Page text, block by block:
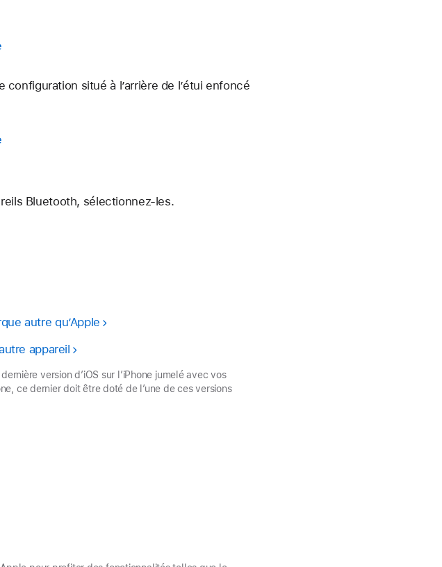
situé à l’arrière de l’étui enfoncé
Bluetooth, sélectionnez-les.
autre qu’Apple
appareil
version d’iOS sur l’iPhone jumelé avec vos
ce dernier doit être doté de l’une de ces versions